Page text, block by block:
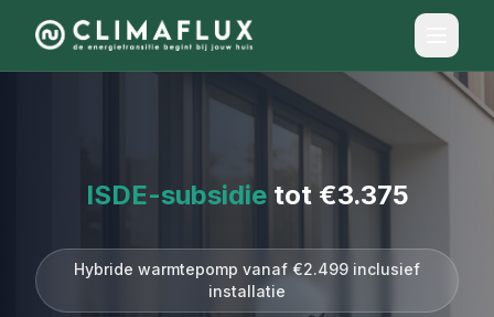
ISDE-subsidietot €3.375
Hybride warmtepomp vanaf €2.499 inclusief
installatie